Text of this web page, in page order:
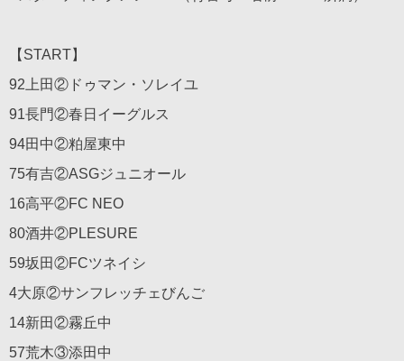
【START】
92上田②ドゥマン・ソレイユ
91長門②春日イーグルス
94田中②粕屋東中
75有吉②ASGジュニオール
16高平②FC NEO
80酒井②PLESURE
59坂田②FCツネイシ
4大原②サンフレッチェびんご
14新田②霧丘中
57荒木③添田中